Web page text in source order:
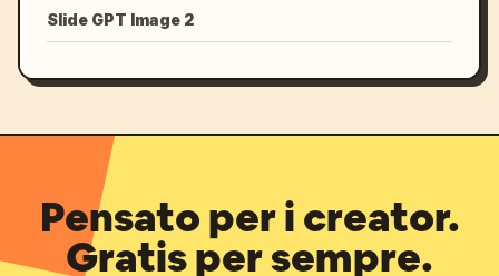
Slide GPT Image 2
Pensato per i creator.
Gratis per sempre.